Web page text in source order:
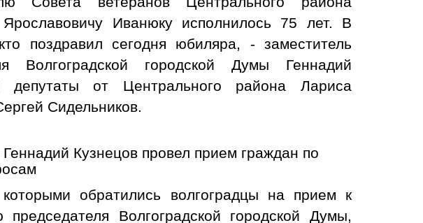
Ярославовичу Иванюку исполнилось 75 лет. В
поздравил сегодня юбиляра, - заместитель
Волгоградской городской Думы Геннадий
депутаты от Центрального района Лариса
Сидельников.
Кузнецов провел прием граждан по
обратились волгоградцы на прием к
председателя Волгоградской городской Думы,